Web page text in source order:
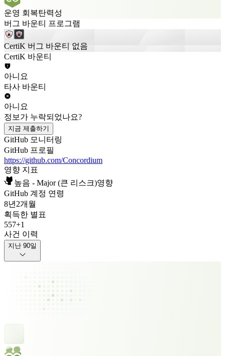
운영 회복탄력성
버그 바운티 프로그램
CertiK 버그 바운티 없음
CertiK 바운티
아니요
타사 바운티
아니요
정보가 누락되었나요?
지금 제출하기
GitHub 모니터링
GitHub 프로필
https://github.com/Concordium
영향 지표
높음 - Major (큰 리스크)영향
GitHub 계정 연령
8년 2개월
획득한 별표
557+1
사건 이력
지난 90일